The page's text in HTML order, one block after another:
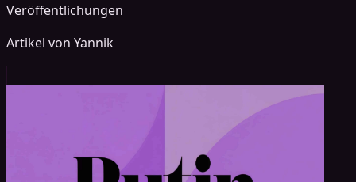
Veröffentlichungen
Artikel von Yannik